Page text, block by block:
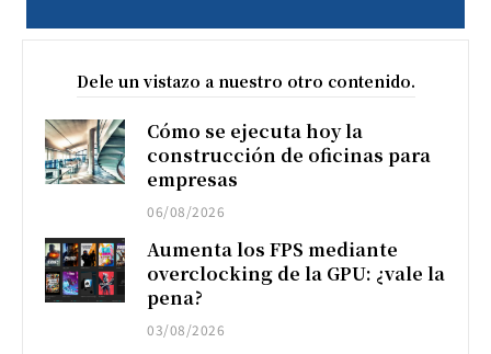
Dele un vistazo a nuestro otro contenido.
Cómo se ejecuta hoy la
construcción de oficinas para
empresas
06/08/2026
Aumenta los FPS mediante
overclocking de la GPU: ¿vale la
pena?
03/08/2026